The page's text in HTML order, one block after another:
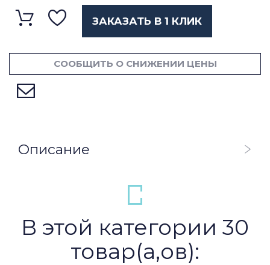
ЗАКАЗАТЬ В 1 КЛИК
СООБЩИТЬ О СНИЖЕНИИ ЦЕНЫ
Описание
В этой категории 30
товар(а,ов):